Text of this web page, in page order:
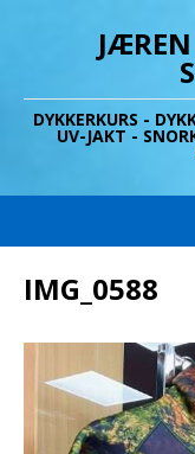
JÆREN
DYKKERKURS -
UV-JAKT -
IMG_0588